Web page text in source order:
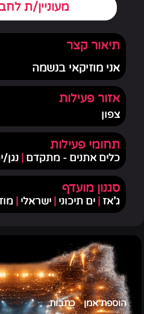
מעוניין/ת
תיאור קצר
אני מוזיקאי בנשמה
אזור פעילות
צפון
תחומי פעילות
כלים אתנים - מתקדם
סגנון מועדף
ג'אז ים תיכוני ישראלי
הוספת אמן כתבות